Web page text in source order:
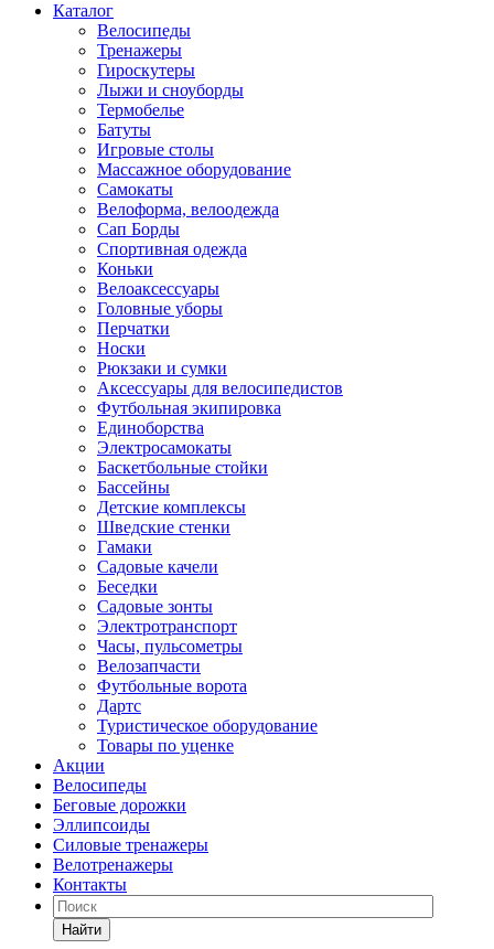
Каталог
Велосипеды
Тренажеры
Гироскутеры
Лыжи и сноуборды
Термобелье
Батуты
Игровые столы
Массажное оборудование
Самокаты
Велоформа, велоодежда
Сап Борды
Спортивная одежда
Коньки
Велоаксессуары
Головные уборы
Перчатки
Носки
Рюкзаки и сумки
Аксессуары для велосипедистов
Футбольная экипировка
Единоборства
Электросамокаты
Баскетбольные стойки
Бассейны
Детские комплексы
Шведские стенки
Гамаки
Садовые качели
Беседки
Садовые зонты
Электротранспорт
Часы, пульсометры
Велозапчасти
Футбольные ворота
Дартс
Туристическое оборудование
Товары по уценке
Акции
Велосипеды
Беговые дорожки
Эллипсоиды
Силовые тренажеры
Велотренажеры
Контакты
Найти